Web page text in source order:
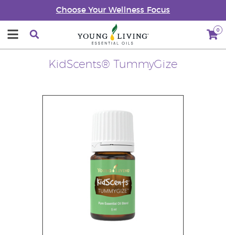
Choose Your Wellness Focus
0
KidScents® TummyGize